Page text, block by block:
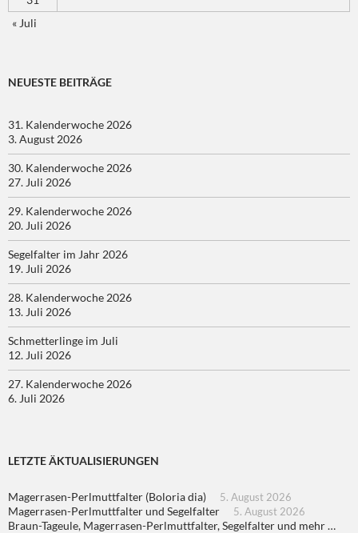
« Juli
NEUESTE BEITRÄGE
31. Kalenderwoche 2026
3. August 2026
30. Kalenderwoche 2026
27. Juli 2026
29. Kalenderwoche 2026
20. Juli 2026
Segelfalter im Jahr 2026
19. Juli 2026
28. Kalenderwoche 2026
13. Juli 2026
Schmetterlinge im Juli
12. Juli 2026
27. Kalenderwoche 2026
6. Juli 2026
LETZTE ÄKTUALISIERUNGEN
Magerrasen-Perlmuttfalter (Boloria dia) 5. August 2026
Magerrasen-Perlmuttfalter und Segelfalter 5. August 2026
Braun-Tageule, Magerrasen-Perlmuttfalter, Segelfalter und mehr …